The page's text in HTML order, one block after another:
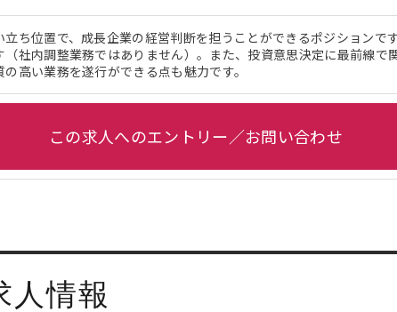
立ち位置で、成長企業の経営判断を担うことができるポジションで
（社内調整業務ではありません）。また、投資意思決定に最前線で
高い業務を遂行ができる点も魅力です。
この求人へのエントリー／お問い合わせ
人情報